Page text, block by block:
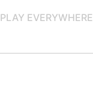
PLAY EVERYWHERE